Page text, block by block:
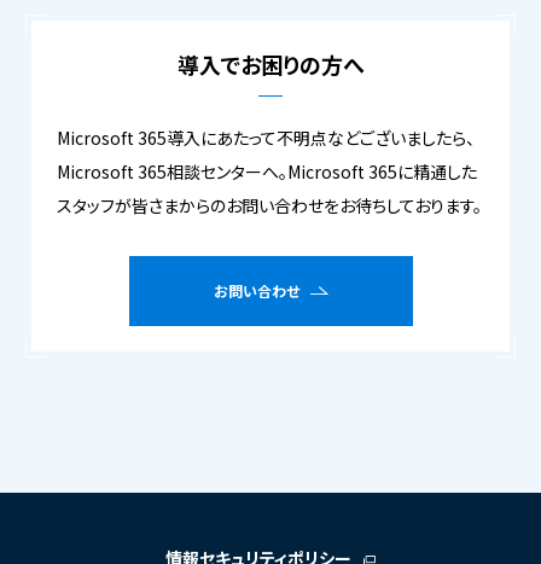
導入でお困りの方へ
Microsoft 365導入にあたって不明点などございましたら、
Microsoft 365相談センターへ。Microsoft 365に精通した
スタッフが皆さまからのお問い合わせをお待ちしております。
お問い合わせ
情報セキュリティポリシー